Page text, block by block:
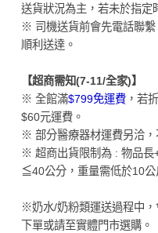
送貨狀況為主，若未於指定
※ 司機送貨前會先電話聯
順利送達。
【超商需知(7-11/全家)】
※ 全館滿$799免運費，若
$60元運費。
※ 部分醫療器材運費另洽，
※ 超商出貨限制為 : 物品
≦40公分，重量需低於10公
※奶水/奶粉類運送過程中
下單或請至實體門市選購。